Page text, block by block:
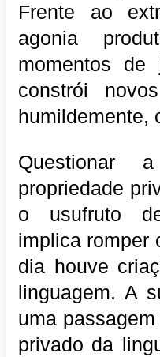
Frente ao
agonia
momentos
constrói
humildemente,
Questionar
propriedade
o usufruto
implica romper
dia houve
linguagem. A
uma
privado da